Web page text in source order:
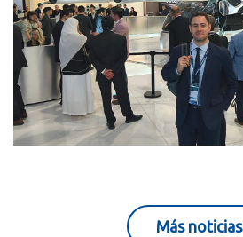
Más noticias